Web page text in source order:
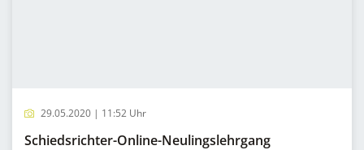
29.05.2020 | 11:52 Uhr
Schiedsrichter-Online-Neulingslehrgang